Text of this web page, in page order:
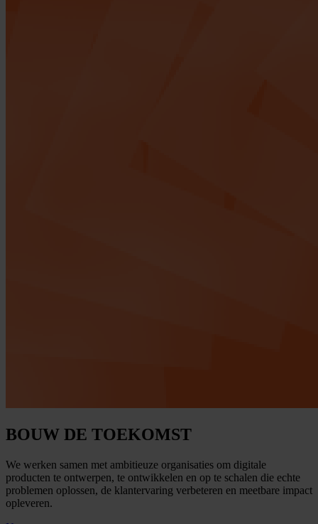
BOUW DE TOEKOMST
We werken samen met ambitieuze organisaties om digitale
producten te ontwerpen, te ontwikkelen en op te schalen die echte
problemen oplossen, de klantervaring verbeteren en meetbare impact
opleveren.